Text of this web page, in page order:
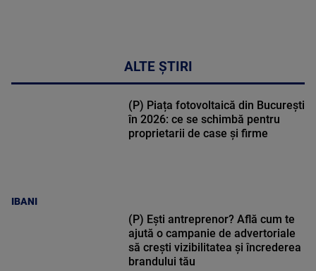
ALTE ȘTIRI
IBANI
(P) Piața fotovoltaică din București
în 2026: ce se schimbă pentru
proprietarii de case și firme
(P) Ești antreprenor? Află cum te
ajută o campanie de advertoriale
să crești vizibilitatea și încrederea
brandului tău